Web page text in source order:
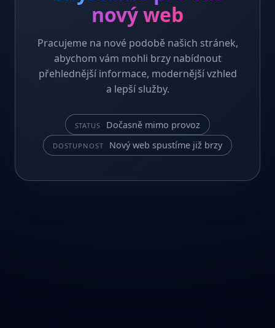
nový web
Pracujeme na nové podobě našich stránek,
abychom vám mohli brzy nabídnout
přehlednější informace, modernější vzhled
a lepší služby.
STATUS Dočasně mimo provoz
DOSTUPNOST Nový web spustíme již brzy